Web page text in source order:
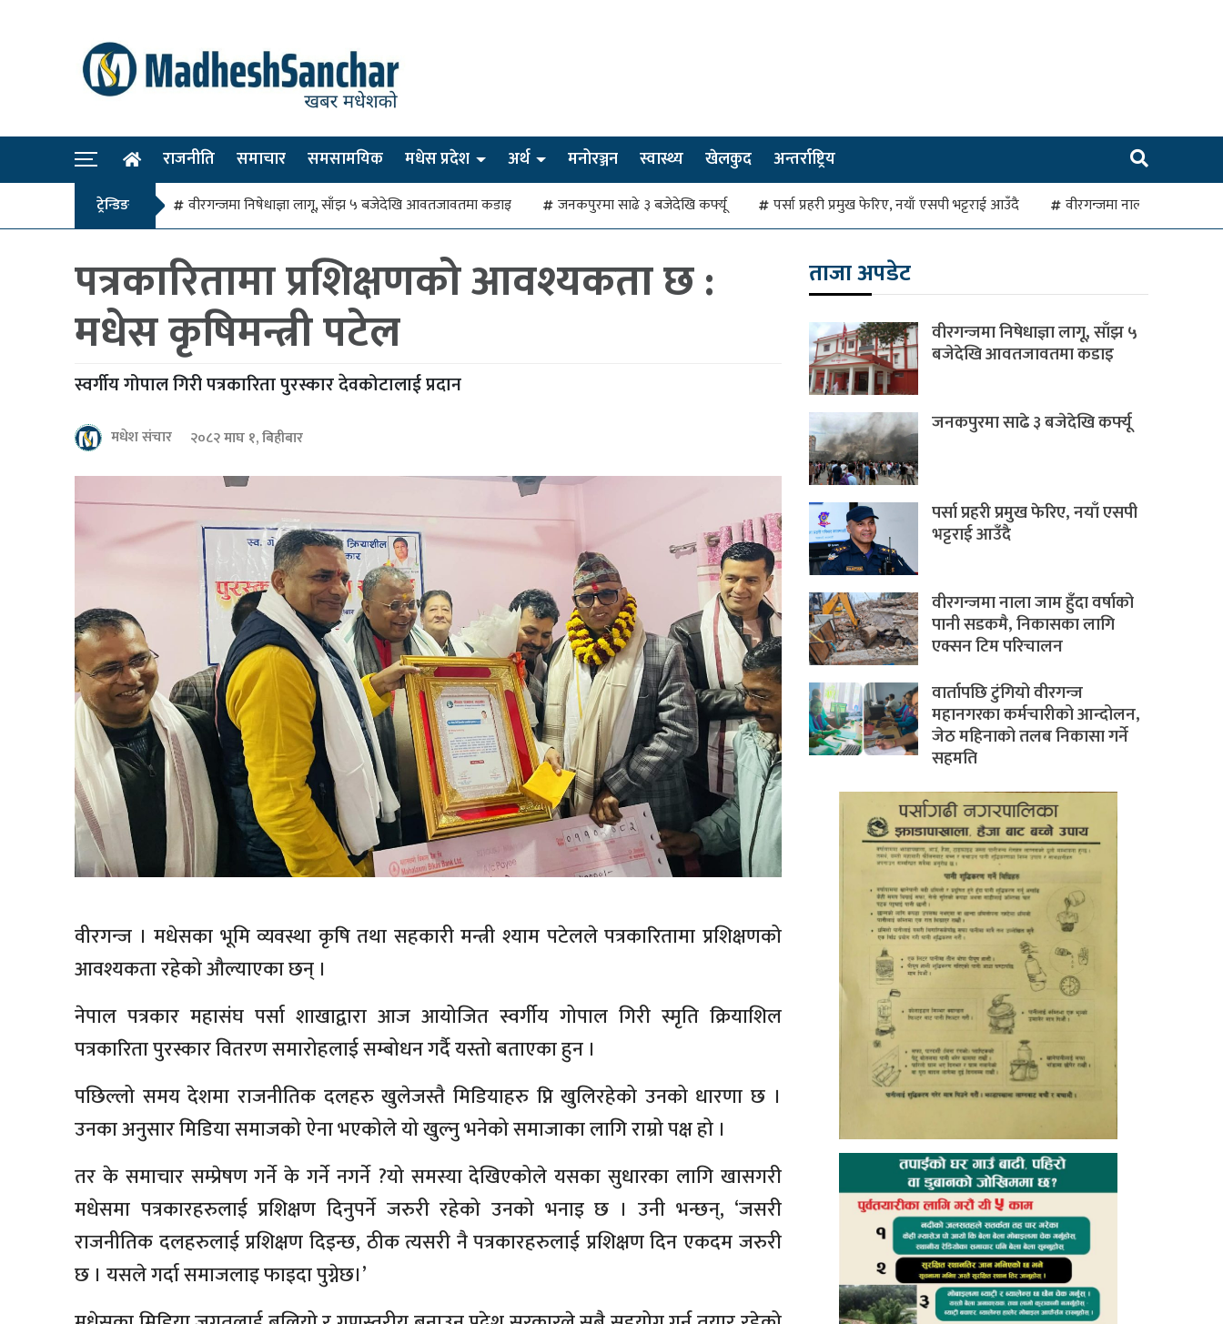
राजनीति समाचार समसामयिक मधेस प्रदेश अर्थ मनोरञ्जन स्वास्थ्य खेलकुद अन्तर्राष्ट्रिय
ट्रेन्डिङ वीरगन्जमा निषेधाज्ञा लागू, साँझ ५ बजेदेखि आवतजावतमा कडाइ जनकपुरमा साढे ३ बजेदेखि कर्फ्यू पर्सा प्रहरी प्रमुख फेरिए, नयाँ एसपी भट्टराई आउँदै वीरगन्जमा नाला जाम हुँदा
पत्रकारितामा प्रशिक्षणको आवश्यकता छ :
मधेस कृषिमन्त्री पटेल
स्वर्गीय गोपाल गिरी पत्रकारिता पुरस्कार देवकोटालाई प्रदान
मधेश संचार २०८२ माघ १, बिहीबार
वीरगन्ज । मधेसका भूमि व्यवस्था कृषि तथा सहकारी मन्त्री श्याम पटेलले पत्रकारितामा प्रशिक्षणको
आवश्यकता रहेको औल्याएका छन् ।
नेपाल पत्रकार महासंघ पर्सा शाखाद्वारा आज आयोजित स्वर्गीय गोपाल गिरी स्मृति क्रियाशिल
पत्रकारिता पुरस्कार वितरण समारोहलाई सम्बोधन गर्दै यस्तो बताएका हुन ।
पछिल्लो समय देशमा राजनीतिक दलहरु खुलेजस्तै मिडियाहरु प्नि खुलिरहेको उनको धारणा छ ।
उनका अनुसार मिडिया समाजको ऐना भएकोले यो खुल्नु भनेको समाजाका लागि राम्रो पक्ष हो ।
तर के समाचार सम्प्रेषण गर्ने के गर्ने नगर्ने ?यो समस्या देखिएकोले यसका सुधारका लागि खासगरी
मधेसमा पत्रकारहरुलाई प्रशिक्षण दिनुपर्ने जरुरी रहेको उनको भनाइ छ । उनी भन्छन्, ‘जसरी
राजनीतिक दलहरुलाई प्रशिक्षण दिइन्छ, ठीक त्यसरी नै पत्रकारहरुलाई प्रशिक्षण दिन एकदम जरुरी
छ । यसले गर्दा समाजलाइ फाइदा पुग्नेछ।’
ताजा अपडेट
वीरगन्जमा निषेधाज्ञा लागू, साँझ ५
बजेदेखि आवतजावतमा कडाइ
जनकपुरमा साढे ३ बजेदेखि कर्फ्यू
पर्सा प्रहरी प्रमुख फेरिए, नयाँ एसपी
भट्टराई आउँदै
वीरगन्जमा नाला जाम हुँदा वर्षाको
पानी सडकमै, निकासका लागि
एक्सन टिम परिचालन
वार्तापछि टुंगियो वीरगन्ज
महानगरका कर्मचारीको आन्दोलन,
जेठ महिनाको तलब निकासा गर्ने
सहमति